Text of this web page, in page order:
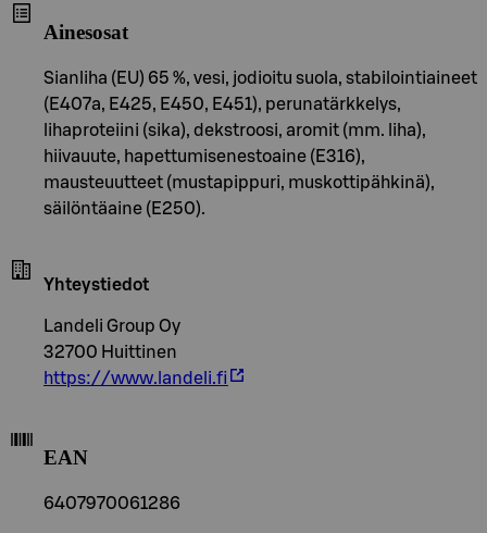
Ainesosat
Sianliha (EU) 65 %, vesi, jodioitu suola, stabilointiaineet
(E407a, E425, E450, E451), perunatärkkelys,
lihaproteiini (sika), dekstroosi, aromit (mm. liha),
hiivauute, hapettumisenestoaine (E316),
mausteuutteet (mustapippuri, muskottipähkinä),
säilöntäaine (E250).
Yhteystiedot
Landeli Group Oy
32700 Huittinen
https://www.landeli.fi
EAN
6407970061286